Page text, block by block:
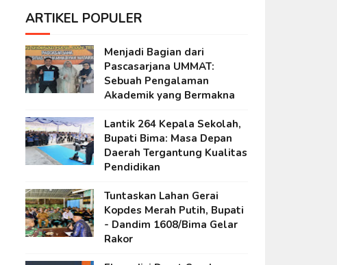
ARTIKEL POPULER
Menjadi Bagian dari
Pascasarjana UMMAT:
Sebuah Pengalaman
Akademik yang Bermakna
Lantik 264 Kepala Sekolah,
Bupati Bima: Masa Depan
Daerah Tergantung Kualitas
Pendidikan
Tuntaskan Lahan Gerai
Kopdes Merah Putih, Bupati
- Dandim 1608/Bima Gelar
Rakor